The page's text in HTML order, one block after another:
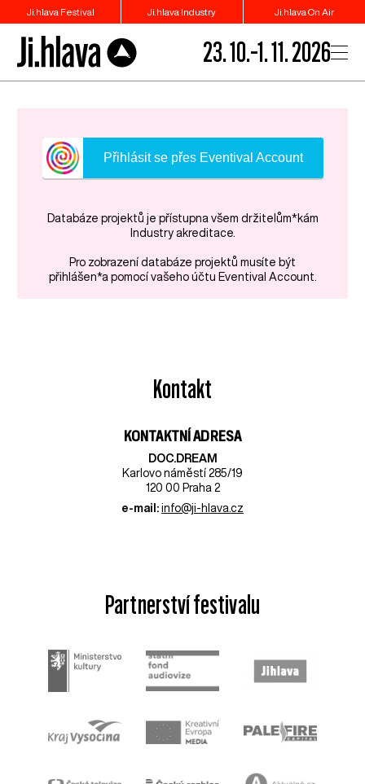
Ji.hlava Festival Ji.hlava Industry Ji.hlava On Air
23. 10.–1. 11. 2026
Přihlásit se přes Eventival Account
Databáze projektů je přístupna všem držitelům*kám
Industry akreditace.
Pro zobrazení databáze projektů musíte být
přihlášen*a pomocí vašeho účtu Eventival Account.
Kontakt
KONTAKTNÍ ADRESA
DOC.DREAM​
Karlovo náměstí 285/19
120 00 Praha 2
e-mail: info@ji-hlava.cz
Partnerství festivalu